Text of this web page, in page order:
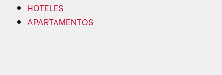
HOTELES
APARTAMENTOS